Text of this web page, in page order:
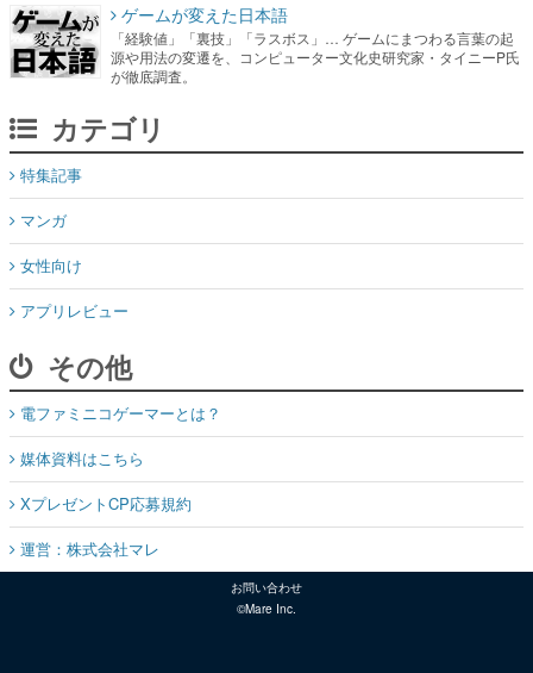
ゲームが変えた日本語
「経験値」「裏技」「ラスボス」… ゲームにまつわる言葉の起
源や用法の変遷を、コンピューター文化史研究家・タイニーP氏
が徹底調査。
カテゴリ
特集記事
マンガ
女性向け
アプリレビュー
その他
電ファミニコゲーマーとは？
媒体資料はこちら
XプレゼントCP応募規約
運営：株式会社マレ
お問い合わせ
©Mare Inc.